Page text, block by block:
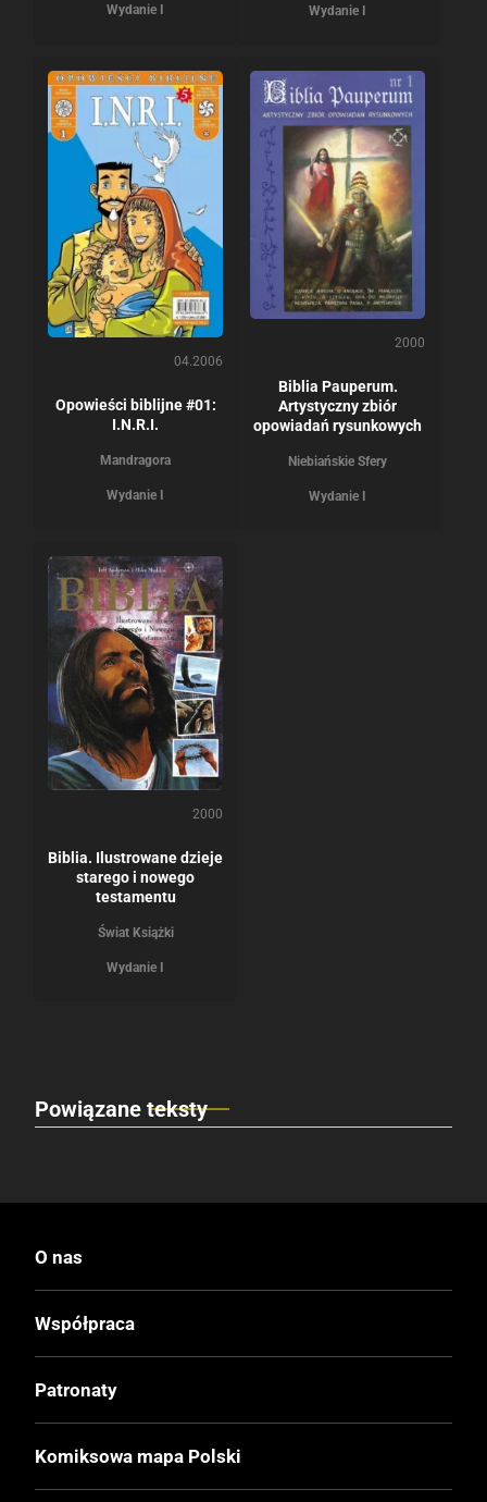
Wydanie I Wydanie I
04.2006
Opowieści biblijne #01:
I.N.R.I.
Mandragora
Wydanie I
2000
Biblia Pauperum.
Artystyczny zbiór
opowiadań rysunkowych
Niebiańskie Sfery
Wydanie I
2000
Biblia. Ilustrowane dzieje
starego i nowego
testamentu
Świat Książki
Wydanie I
Powiązane teksty
O nas
Współpraca
Patronaty
Komiksowa mapa Polski